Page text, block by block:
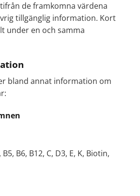
de framkomna värdena
tillgänglig information. Kort
under en och samma
bland annat information om
B5, B6, B12, C, D3, E, K, Biotin,